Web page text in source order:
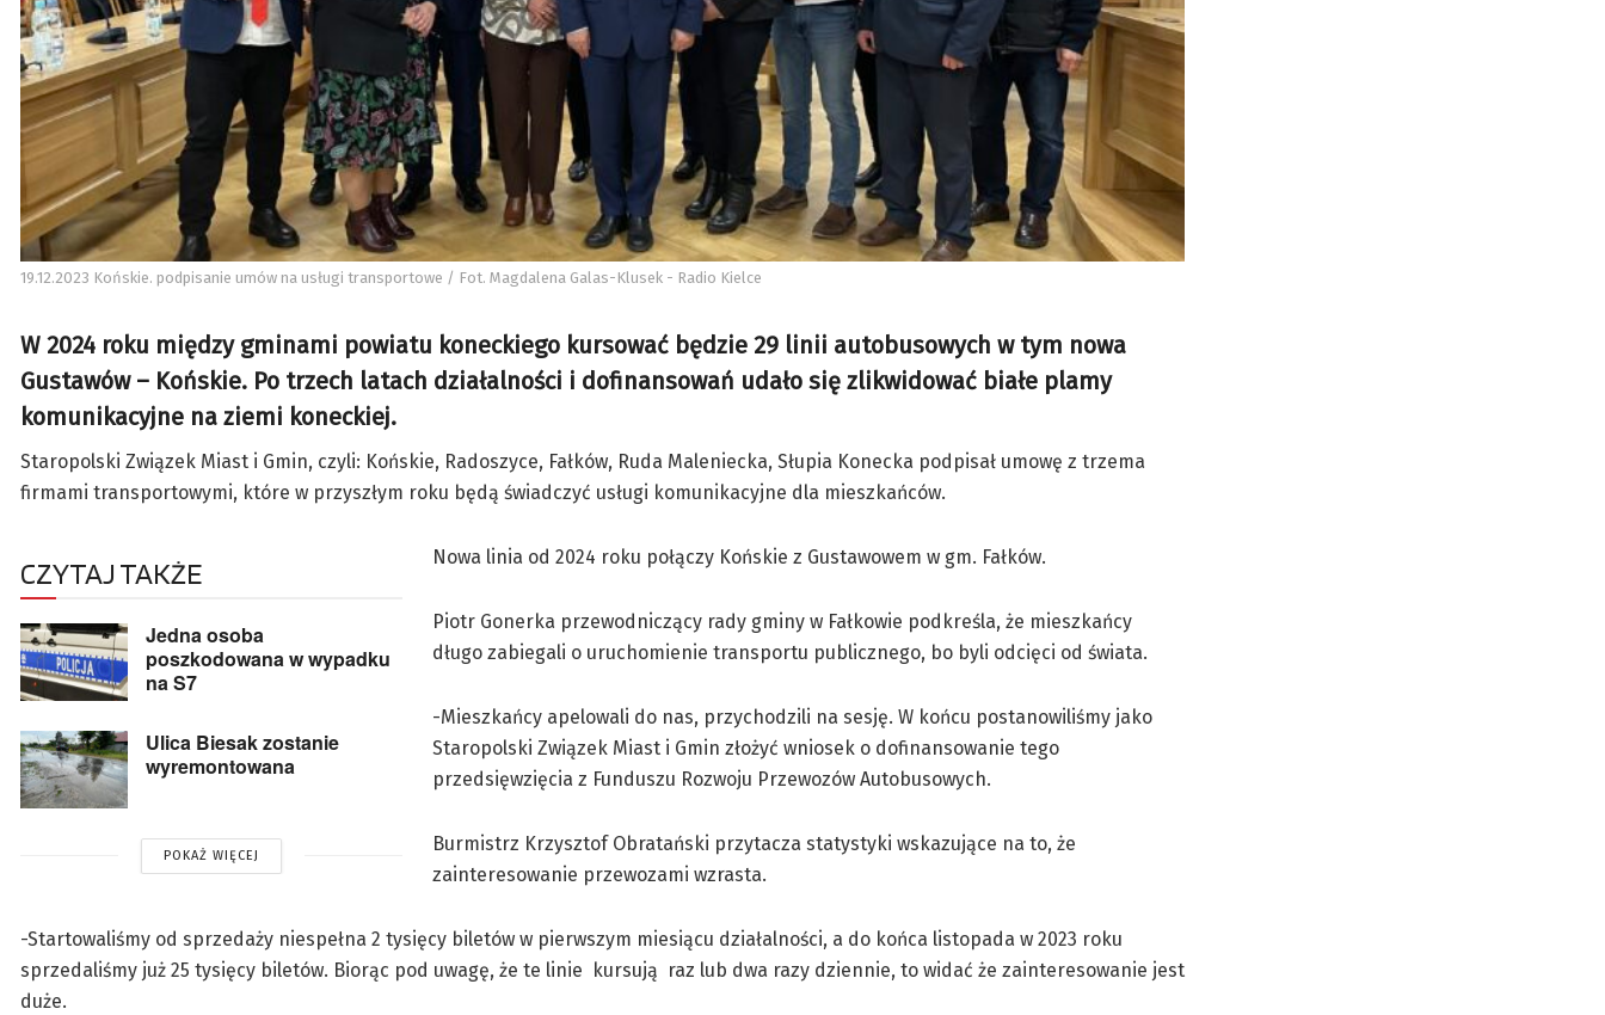
19.12.2023 Końskie. podpisanie umów na usługi transportowe / Fot. Magdalena Galas-Klusek - Radio Kielce
W 2024 roku między gminami powiatu koneckiego kursować będzie 29 linii autobusowych w tym nowa
Gustawów – Końskie. Po trzech latach działalności i dofinansowań udało się zlikwidować białe plamy
komunikacyjne na ziemi koneckiej.
Staropolski Związek Miast i Gmin, czyli: Końskie, Radoszyce, Fałków, Ruda Maleniecka, Słupia Konecka podpisał umowę z trzema
firmami transportowymi, które w przyszłym roku będą świadczyć usługi komunikacyjne dla mieszkańców.
CZYTAJ TAKŻE
Jedna osoba
poszkodowana w wypadku
na S7
Ulica Biesak zostanie
wyremontowana
POKAŻ WIĘCEJ
Nowa linia od 2024 roku połączy Końskie z Gustawowem w gm. Fałków.
Piotr Gonerka przewodniczący rady gminy w Fałkowie podkreśla, że mieszkańcy
długo zabiegali o uruchomienie transportu publicznego, bo byli odcięci od świata.
-Mieszkańcy apelowali do nas, przychodzili na sesję. W końcu postanowiliśmy jako
Staropolski Związek Miast i Gmin złożyć wniosek o dofinansowanie tego
przedsięwzięcia z Funduszu Rozwoju Przewozów Autobusowych.
Burmistrz Krzysztof Obratański przytacza statystyki wskazujące na to, że
zainteresowanie przewozami wzrasta.
-Startowaliśmy od sprzedaży niespełna 2 tysięcy biletów w pierwszym miesiącu działalności, a do końca listopada w 2023 roku
sprzedaliśmy już 25 tysięcy biletów. Biorąc pod uwagę, że te linie kursują raz lub dwa razy dziennie, to widać że zainteresowanie jest
duże.